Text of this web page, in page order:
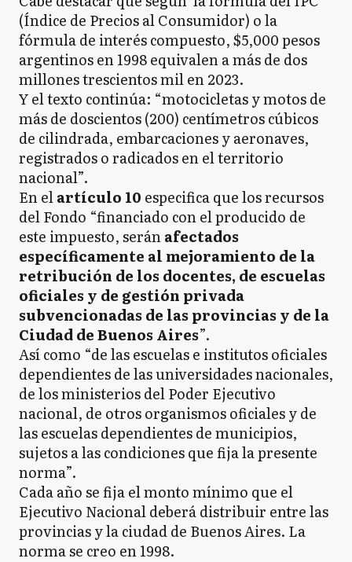
(Índice de Precios al Consumidor) o la
fórmula de interés compuesto, $5,000 pesos
argentinos en 1998 equivalen a más de dos
millones trescientos mil en 2023.
Y el texto continúa: “motocicletas y motos de
más de doscientos (200) centímetros cúbicos
de cilindrada, embarcaciones y aeronaves,
registrados o radicados en el territorio
nacional”.
En elartículo 10 especifica que los recursos
del Fondo “financiado con el producido de
este impuesto, seránafectados
específicamente al mejoramiento de la
retribución de los docentes, de escuelas
oficiales y de gestión privada
subvencionadas de las provincias y de la
Ciudad de Buenos Aires”.
Así como “de las escuelas e institutos oficiales
dependientes de las universidades nacionales,
de los ministerios del Poder Ejecutivo
nacional, de otros organismos oficiales y de
las escuelas dependientes de municipios,
sujetos a las condiciones que fija la presente
norma”.
Cada año se fija el monto mínimo que el
Ejecutivo Nacional deberá distribuir entre las
provincias y la ciudad de Buenos Aires. La
norma se creo en 1998.